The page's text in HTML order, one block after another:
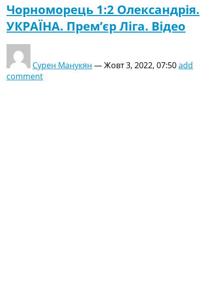
Чорноморець 1:2 Олександрія.
УКРАЇНА. Прем’єр Ліга. Відео
Сурен Манукян —Жовт 3, 2022, 07:50add
comment